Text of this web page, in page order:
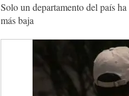
Solo un departamento del país
más baja